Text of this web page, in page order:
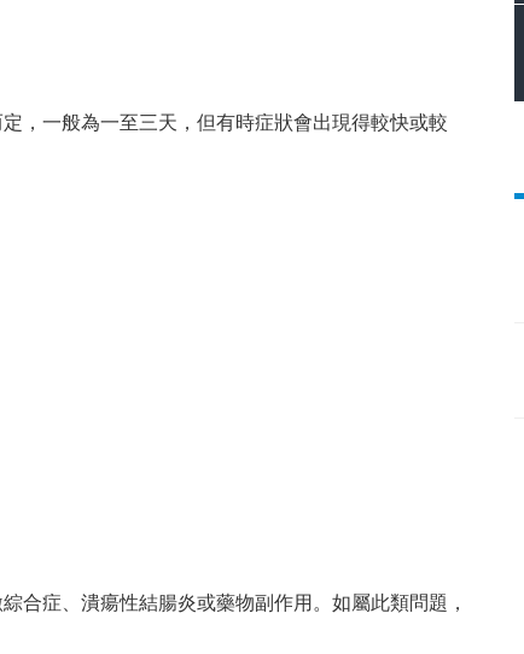
，一般為一至三天，但有時症狀會出現得較快或較
合症、潰瘍性結腸炎或藥物副作用。如屬此類問題，